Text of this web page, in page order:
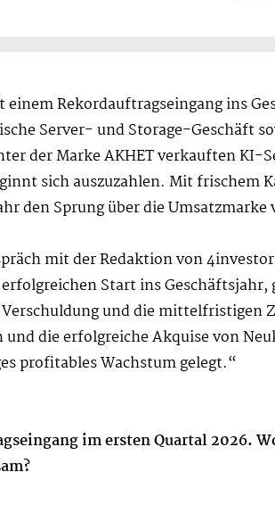
einem Rekordauftragseingang ins
Server- und Storage-Geschäft
der Marke AKHET verkauften KI-
sich auszuzahlen. Mit frischem
den Sprung über die
mit der Redaktion von
Start ins
und die mittelfristigen
und die erfolgreiche Akquise von
profitables Wachstum gelegt.“
im ersten Quartal 2026.